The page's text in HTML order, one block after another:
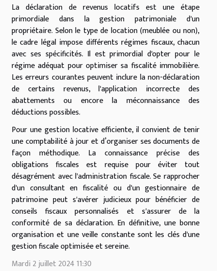
La déclaration de revenus locatifs est une étape
primordiale dans la gestion patrimoniale d'un
propriétaire. Selon le type de location (meublée ou non),
le cadre légal impose différents régimes fiscaux, chacun
avec ses spécificités. Il est primordial d'opter pour le
régime adéquat pour optimiser sa fiscalité immobilière.
Les erreurs courantes peuvent inclure la non-déclaration
de certains revenus, l'application incorrecte des
abattements ou encore la méconnaissance des
déductions possibles.
Pour une gestion locative efficiente, il convient de tenir
une comptabilité à jour et d’organiser ses documents de
façon méthodique. La connaissance précise des
obligations fiscales est requise pour éviter tout
désagrément avec l'administration fiscale. Se rapprocher
d'un consultant en fiscalité ou d'un gestionnaire de
patrimoine peut s'avérer judicieux pour bénéficier de
conseils fiscaux personnalisés et s'assurer de la
conformité de sa déclaration. En définitive, une bonne
organisation et une veille constante sont les clés d'une
gestion fiscale optimisée et sereine.
Mardi 2 juillet 2024 11:30